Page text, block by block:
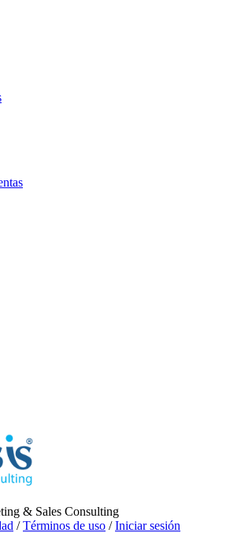
& Sales Consulting
/Términos de uso /Iniciar sesión